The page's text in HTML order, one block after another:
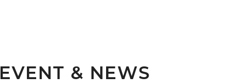
EVENT & NEWS